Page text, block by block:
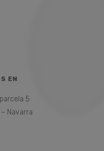
EN
5
Navarra